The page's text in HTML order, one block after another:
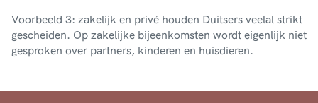
Voorbeeld 3: zakelijk en privé houden Duitsers veelal strikt
gescheiden. Op zakelijke bijeenkomsten wordt eigenlijk niet
gesproken over partners, kinderen en huisdieren.